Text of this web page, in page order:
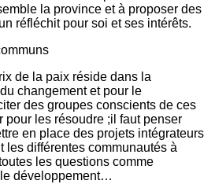
la province et à proposer des
réfléchit pour soi et ses intérêts.
de la paix réside dans la
changement et pour le
des groupes conscients de ces
pour les résoudre ;il faut penser
en place des projets intégrateurs
les différentes communautés à
les questions comme
le développement…